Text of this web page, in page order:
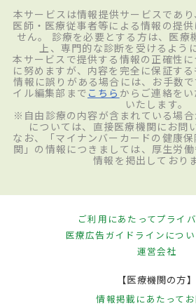
療を行う。第一選択は胃酸
薬。胃酸を中和する薬剤、
薬を併用することもある。
感染が認められるケースで
行う。除菌は2種類の抗菌薬
プ阻害薬を1週間ほど飲み続
的。治療終了２ヵ月後、尿
できていなければ他の薬剤
うことが一般的である。胃
る非ステロイド性炎症薬を
りして経過を観察していく
本サービスは情報提供サービスであ
医師・医療従事者等による情報の提
せん。 診療を必要とする方は、医療
上、専門的な診断を受けるよう
本サービスで提供する情報の正確性
に努めますが、内容を完全に保証する
情報に誤りがある場合には、お手数
イル編集部まで こちら からご連絡を
いたします。
※自由診療の内容が含まれている場
については、直接医療機関にお問
なお、「マイナンバーカードの健康
関」の情報につきましては、厚生労働
情報を掲出しており
ご利用にあたってプライ
医療広告ガイドラインにつ
運営会社
【医療機関の方】
情報掲載にあたって